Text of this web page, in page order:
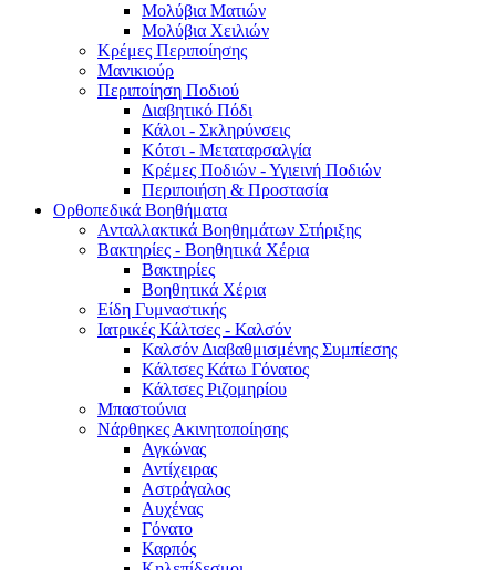
Μολύβια Ματιών
Μολύβια Χειλιών
Κρέμες Περιποίησης
Μανικιούρ
Περιποίηση Ποδιού
Διαβητικό Πόδι
Κάλοι - Σκληρύνσεις
Κότσι - Μεταταρσαλγία
Κρέμες Ποδιών - Υγιεινή Ποδιών
Περιποιήση & Προστασία
Ορθοπεδικά Βοηθήματα
Ανταλλακτικά Βοηθημάτων Στήριξης
Βακτηρίες - Βοηθητικά Χέρια
Βακτηρίες
Βοηθητικά Χέρια
Είδη Γυμναστικής
Ιατρικές Κάλτσες - Καλσόν
Καλσόν Διαβαθμισμένης Συμπίεσης
Κάλτσες Κάτω Γόνατος
Κάλτσες Ριζομηρίου
Μπαστούνια
Νάρθηκες Ακινητοποίησης
Αγκώνας
Αντίχειρας
Αστράγαλος
Αυχένας
Γόνατο
Καρπός